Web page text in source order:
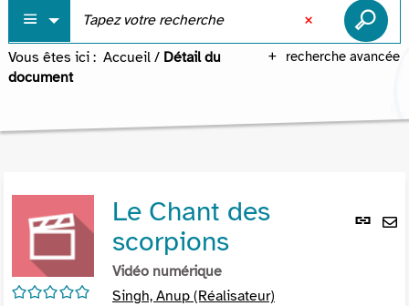
recherche avancée
Vous êtes ici : Accueil / Détail du
document
Lien
/5
Le Chant des
scorpions
Vidéo numérique
Singh, Anup (Réalisateur)